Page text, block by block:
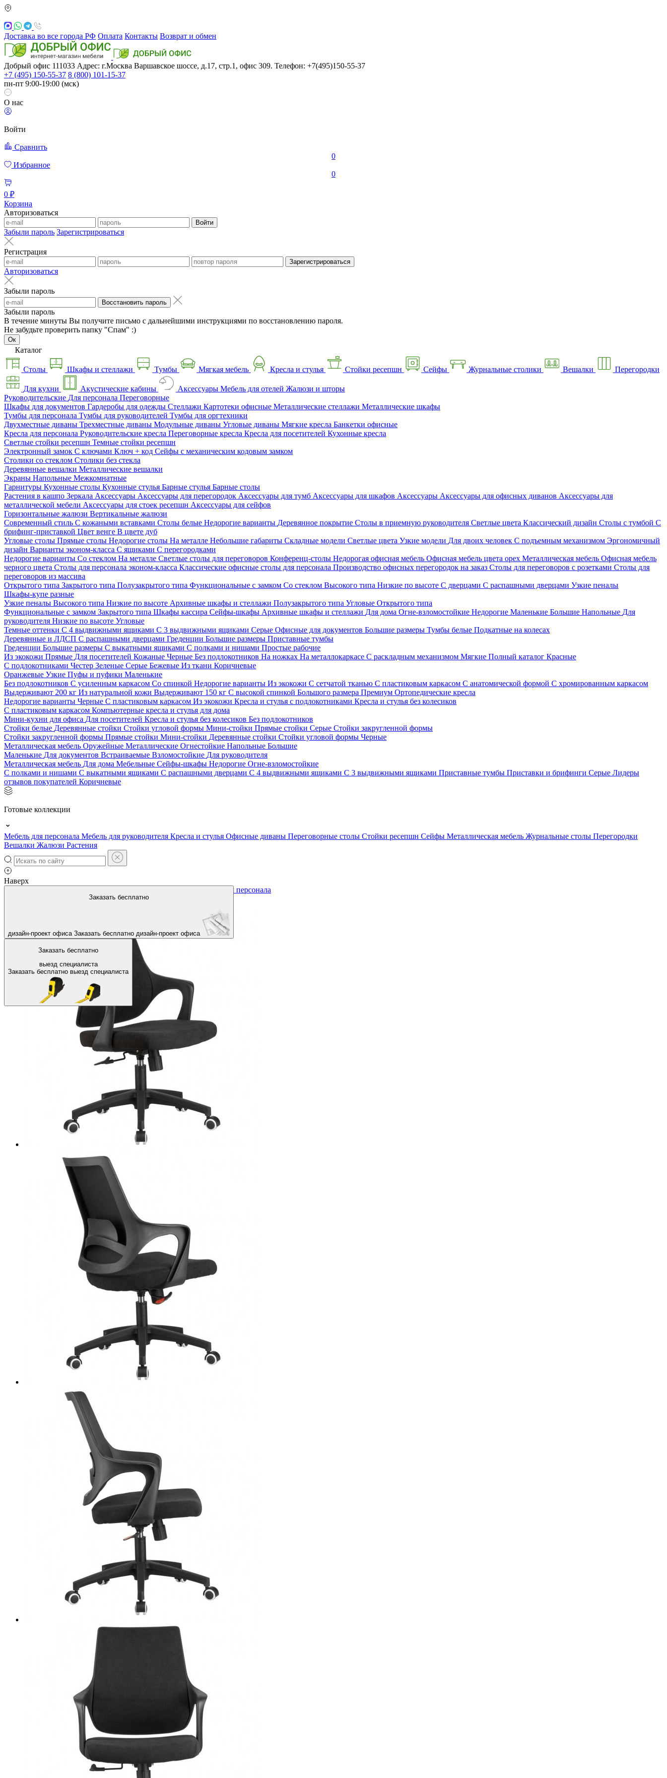
Доставка во все города РФ Оплата Контакты Возврат и обмен
Добрый офис 111033 Адрес: г.Москва Варшавское шоссе, д.17, стр.1, офис 309. Телефон: +7(495)150-55-37
+7 (495) 150-55-37 8 (800) 101-15-37
пн-пт 9:00-19:00 (мск)
О нас
Войти
Сравнить
0
Избранное
0
0 ₽
Корзина
Авторизоваться
Войти
Забыли пароль Зарегистрироваться
Регистрация
Зарегистрироваться
Авторизоваться
Забыли пароль
Восстановить пароль
Забыли пароль
В течение минуты Вы получите письмо с дальнейшими инструкциями по восстановлению пароля.
Не забудьте проверить папку "Спам" :)
Ок
Каталог
Столы Шкафы и стеллажи Тумбы Мягкая мебель Кресла и стулья Стойки ресепшн Сейфы Журнальные столики Вешалки Перегородки
Для кухни Акустические кабины Аксессуары Мебель для отелей Жалюзи и шторы
Руководительские Для персонала Переговорные
Шкафы для документов Гардеробы для одежды Стеллажи Картотеки офисные Металлические стеллажи Металлические шкафы
Тумбы для персонала Тумбы для руководителей Тумбы для оргтехники
Двухместные диваны Трехместные диваны Модульные диваны Угловые диваны Мягкие кресла Банкетки офисные
Кресла для персонала Руководительские кресла Переговорные кресла Кресла для посетителей Кухонные кресла
Светлые стойки ресепшн Темные стойки ресепшн
Электронный замок С ключами Ключ + код Сейфы с механическим кодовым замком
Столики со стеклом Столики без стекла
Деревянные вешалки Металлические вешалки
Экраны Напольные Межкомнатные
Гарнитуры Кухонные столы Кухонные стулья Барные стулья Барные столы
Растения в кашпо Зеркала Аксессуары Аксессуары для перегородок Аксессуары для тумб Аксессуары для шкафов Аксессуары Аксессуары для офисных диванов Аксессуары для
металлической мебели Аксессуары для стоек ресепшн Аксессуары для сейфов
Горизонтальные жалюзи Вертикальные жалюзи
Современный стиль С кожаными вставками Столы белые Недорогие варианты Деревянное покрытие Столы в приемную руководителя Светлые цвета Классический дизайн Столы с тумбой С
брифинг-приставкой Цвет венге В цвете дуб
Угловые столы Прямые столы Недорогие столы На металле Небольшие габариты Складные модели Светлые цвета Узкие модели Для двоих человек С подъемным механизмом Эргономичный
дизайн Варианты эконом-класса С ящиками С перегородками
Недорогие варианты Со стеклом На металле Светлые столы для переговоров Конференц-столы Недорогая офисная мебель Офисная мебель цвета орех Металлическая мебель Офисная мебель
черного цвета Столы для персонала эконом-класса Классические офисные столы для персонала Производство офисных перегородок на заказ Столы для переговоров с розетками Столы для
переговоров из массива
Открытого типа Закрытого типа Полузакрытого типа Функциональные с замком Со стеклом Высокого типа Низкие по высоте С дверцами С распашными дверцами Узкие пеналы
Шкафы-купе разные
Узкие пеналы Высокого типа Низкие по высоте Архивные шкафы и стеллажи Полузакрытого типа Угловые Открытого типа
Функциональные с замком Закрытого типа Шкафы кассира Сейфы-шкафы Архивные шкафы и стеллажи Для дома Огне-взломостойкие Недорогие Маленькие Большие Напольные Для
руководителя Низкие по высоте Угловые
Темные оттенки С 4 выдвижными ящиками С 3 выдвижными ящиками Серые Офисные для документов Большие размеры Тумбы белые Подкатные на колесах
Деревянные и ЛДСП С распашными дверцами Греденции Большие размеры Приставные тумбы
Греденции Большие размеры С выкатными ящиками С полками и нишами Простые рабочие
Из экокожи Прямые Для посетителей Кожаные Черные Без подлокотников На ножках На металлокаркасе С раскладным механизмом Мягкие Полный каталог Красные
С подлокотниками Честер Зеленые Серые Бежевые Из ткани Коричневые
Оранжевые Узкие Пуфы и пуфики Маленькие
Без подлокотников С усиленным каркасом Со спинкой Недорогие варианты Из экокожи С сетчатой тканью С пластиковым каркасом С анатомической формой С хромированным каркасом
Выдерживают 200 кг Из натуральной кожи Выдерживают 150 кг С высокой спинкой Большого размера Премиум Ортопедические кресла
Недорогие варианты Черные С пластиковым каркасом Из экокожи Кресла и стулья с подлокотниками Кресла и стулья без колесиков
С пластиковым каркасом Компьютерные кресла и стулья для дома
Мини-кухни для офиса Для посетителей Кресла и стулья без колесиков Без подлокотников
Стойки белые Деревянные стойки Стойки угловой формы Мини-стойки Прямые стойки Серые Стойки закругленной формы
Стойки закругленной формы Прямые стойки Мини-стойки Деревянные стойки Стойки угловой формы Черные
Металлическая мебель Оружейные Металлические Огнестойкие Напольные Большие
Маленькие Для документов Встраиваемые Взломостойкие Для руководителя
Металлическая мебель Для дома Мебельные Сейфы-шкафы Недорогие Огне-взломостойкие
С полками и нишами С выкатными ящиками С распашными дверцами С 4 выдвижными ящиками С 3 выдвижными ящиками Приставные тумбы Приставки и брифинги Серые Лидеры
отзывов покупателей Коричневые
Готовые коллекции
Мебель для персонала Мебель для руководителя Кресла и стулья Офисные диваны Переговорные столы Стойки ресепшн Сейфы Металлическая мебель Журнальные столы Перегородки
Вешалки Жалюзи Растения
Наверх
Заказать бесплатно
дизайн-проект офиса Заказать бесплатно дизайн-проект офиса
Заказать бесплатно
выезд специалиста
Заказать бесплатно выезд специалиста
На главную
Офисные кресла и стулья для персонала